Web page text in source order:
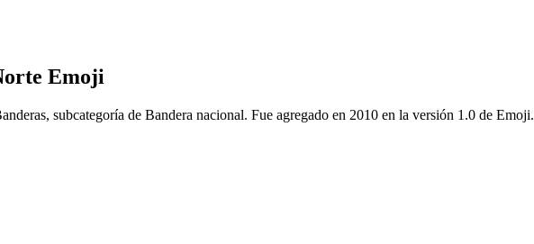
Emoji
subcategoría de Bandera nacional. Fue agregado en 2010 en la versión 1.0 de Emoji.